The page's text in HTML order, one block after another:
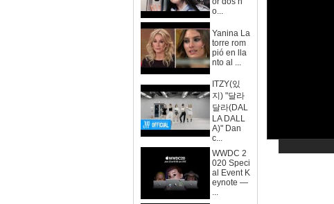
o...
Yanina La
torre rom
pió en lla
nto al ...
ITZY(있
지) "달라
달라(DAL
LA DALL
A)" Dan
c...
WWDC 2
020 Speci
al Event K
eynote —
...